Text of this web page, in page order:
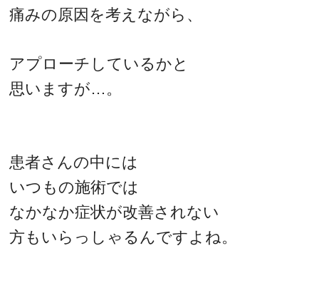
痛みの原因を考えながら、
アプローチしているかと
思いますが…。
患者さんの中には
いつもの施術では
なかなか症状が改善されない
方もいらっしゃるんですよね。